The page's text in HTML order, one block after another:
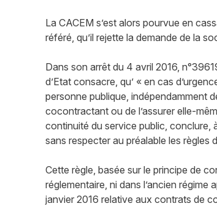
La CACEM s’est alors pourvue en
référé, qu’il rejette la demande de la
Dans son arrêt du 4 avril 2016,
d’Etat consacre, qu’ « en cas
personne publique, indépendamment
cocontractant ou de l’assurer elle-
continuité du service public, conclure,
sans respecter au préalable les règles
Cette règle, basée sur le principe de
réglementaire, ni dans l’ancien régime
janvier 2016 relative aux contrats de